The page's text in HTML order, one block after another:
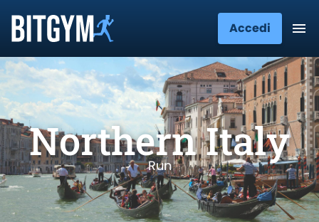
Accedi
Northern Italy
Run